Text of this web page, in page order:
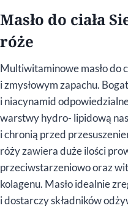
Masło do ciała
róże
Multiwitaminowe masło do
i zmysłowym zapachu.
i niacynamid
warstwy hydro- lipidową
i chronią przed
róży zawiera duże ilości
przeciwstarzeniowo oraz
kolagenu. Masło idealnie
i dostarczy składników